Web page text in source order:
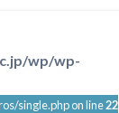
wp/wp-
single.php on line22